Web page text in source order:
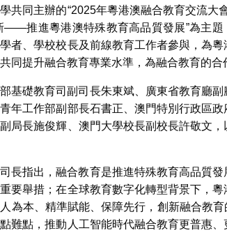
共同主辦的“2025年粵港澳融合教育交流大
——推進粵港澳特殊教育高品質發展”為主
者、學校校長及前線教育工作者參與，為
同提升融合教育專業水準，為融合教育的合
基礎教育司副司長朱東斌、廣東省教育廳
年工作部副部長石書正、澳門特別行政區
局長施俊輝、澳門大學校長副校長許敬文
長指出，融合教育是推進特殊教育高品質
要舉措；在全球教育數字化轉型背景下，
為本、精準賦能、保障先行，創新融合教育
難點，推動人工智能時代融合教育更普惠